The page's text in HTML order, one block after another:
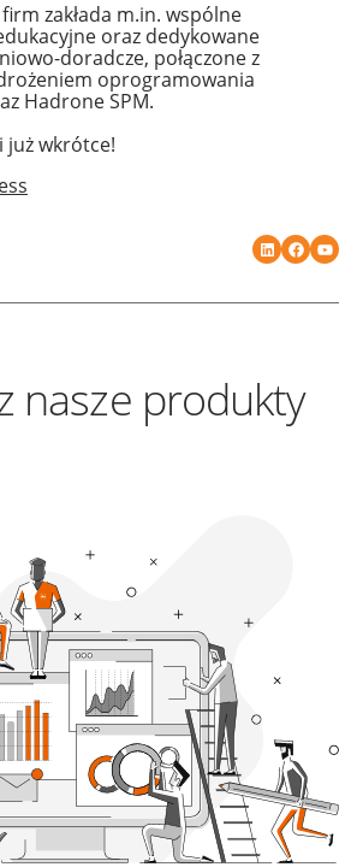
zakłada m.in. wspólne
oraz dedykowane
doradcze, połączone z
oprogramowania
Hadrone SPM.
już wkrótce!
nasze produkty